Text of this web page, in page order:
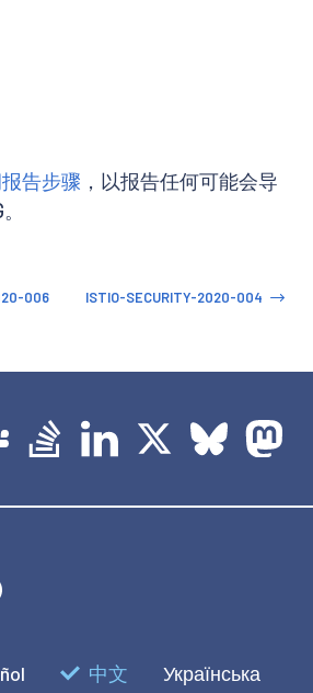
告步骤 ，以报告任何可能会导
006 ISTIO-SECURITY-2020-004
中文 Українська